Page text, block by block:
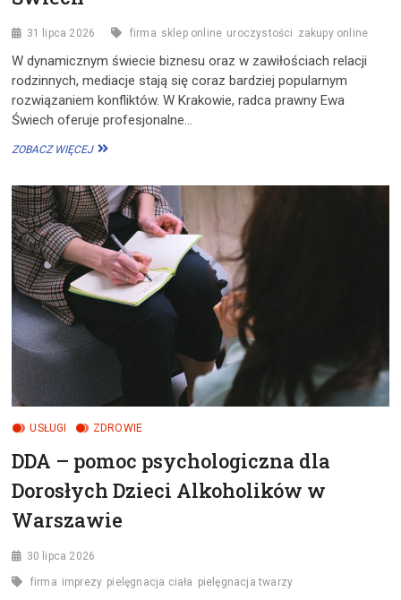
31 lipca 2026 firma sklep online uroczystości zakupy online
W dynamicznym świecie biznesu oraz w zawiłościach relacji
rodzinnych, mediacje stają się coraz bardziej popularnym
rozwiązaniem konfliktów. W Krakowie, radca prawny Ewa
Świech oferuje profesjonalne…
ZOBACZ WIĘCEJMEDIACJE
RODZINNE
W
KRAKOWIE
–
RADCA
PRAWNY
EWA
ŚWIECH
USŁUGI ZDROWIE
DDA – pomoc psychologiczna dla
Dorosłych Dzieci Alkoholików w
Warszawie
30 lipca 2026
firma imprezy pielęgnacja ciała pielęgnacja twarzy